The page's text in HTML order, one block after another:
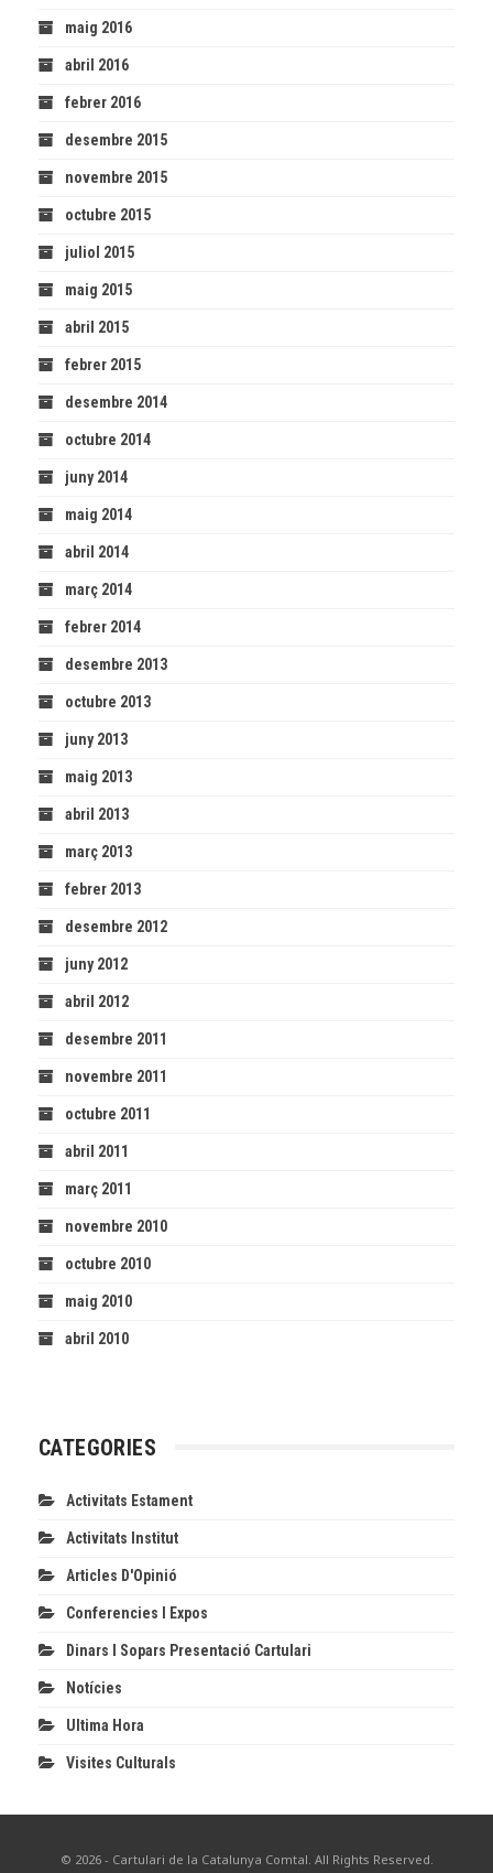
maig 2016
abril 2016
febrer 2016
desembre 2015
novembre 2015
octubre 2015
juliol 2015
maig 2015
abril 2015
febrer 2015
desembre 2014
octubre 2014
juny 2014
maig 2014
abril 2014
març 2014
febrer 2014
desembre 2013
octubre 2013
juny 2013
maig 2013
abril 2013
març 2013
febrer 2013
desembre 2012
juny 2012
abril 2012
desembre 2011
novembre 2011
octubre 2011
abril 2011
març 2011
novembre 2010
octubre 2010
maig 2010
abril 2010
CATEGORIES
Activitats Estament
Activitats Institut
Articles D'Opinió
Conferencies I Expos
Dinars I Sopars Presentació Cartulari
Notícies
Ultima Hora
Visites Culturals
© 2026 - Cartulari de la Catalunya Comtal. All Rights Reserved.